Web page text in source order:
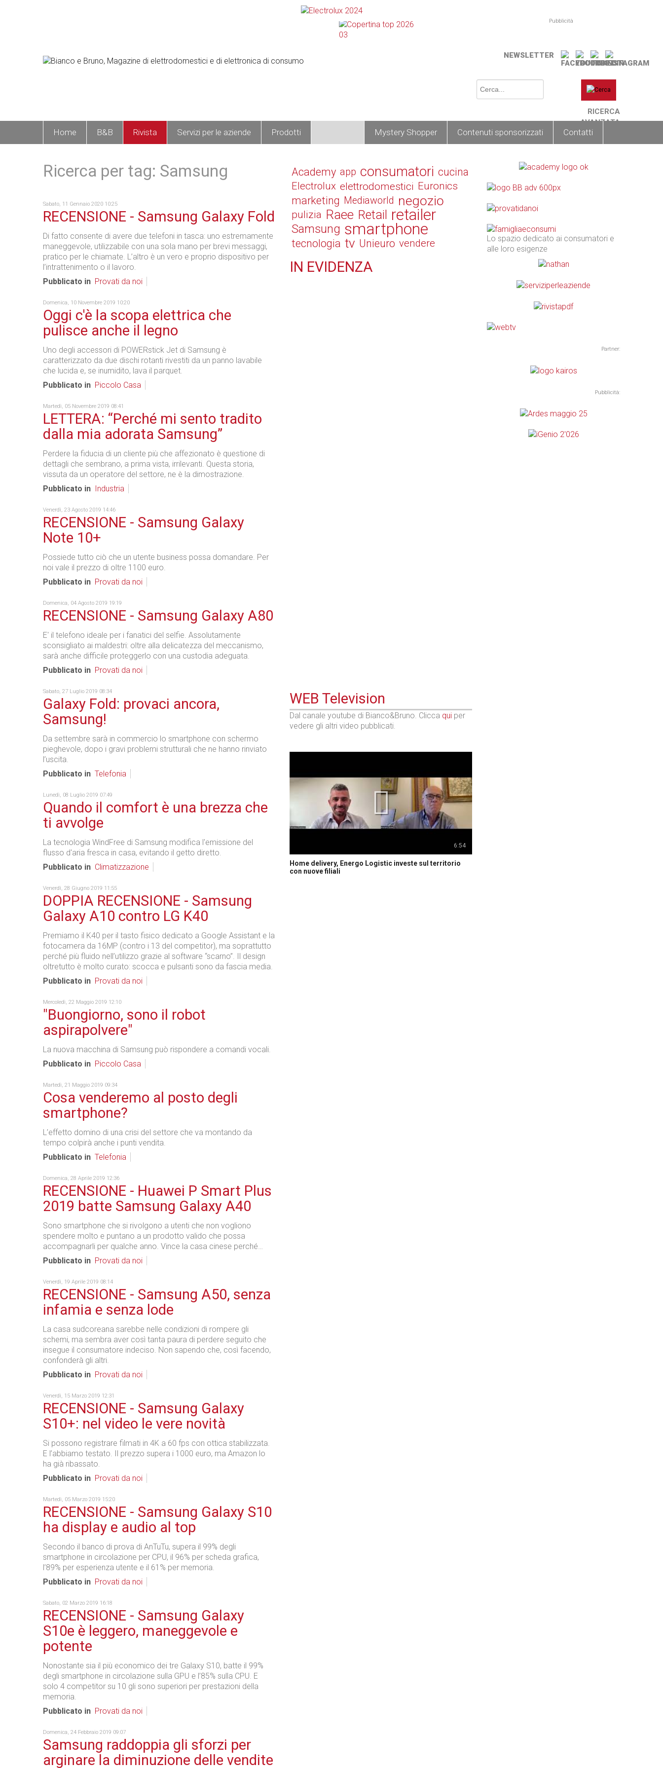
Pubblicità
NEWSLETTER
RICERCA
AVANZATA
Home B&B Rivista Servizi per le aziende Prodotti Mystery Shopper Contenuti sponsorizzati Contatti
Ricerca per tag: Samsung
Sabato, 11 Gennaio 2020 10:25
RECENSIONE - Samsung Galaxy Fold
Di fatto consente di avere due telefoni in tasca: uno estremamente
maneggevole, utilizzabile con una sola mano per brevi messaggi,
pratico per le chiamate. L’altro è un vero e proprio dispositivo per
l’intrattenimento o il lavoro.
Pubblicato in Provati da noi
Domenica, 10 Novembre 2019 10:20
Oggi c'è la scopa elettrica che
pulisce anche il legno
Uno degli accessori di POWERstick Jet di Samsung è
caratterizzato da due dischi rotanti rivestiti da un panno lavabile
che lucida e, se inumidito, lava il parquet.
Pubblicato in Piccolo Casa
Martedì, 05 Novembre 2019 08:41
LETTERA: “Perché mi sento tradito
dalla mia adorata Samsung”
Perdere la fiducia di un cliente più che affezionato è questione di
dettagli che sembrano, a prima vista, irrilevanti. Questa storia,
vissuta da un operatore del settore, ne è la dimostrazione.
Pubblicato in
Industria
Venerdì, 23 Agosto 2019 14:46
RECENSIONE - Samsung Galaxy
Note 10+
Possiede tutto ciò che un utente business possa domandare. Per
noi vale il prezzo di oltre 1100 euro.
Pubblicato in Provati da noi
Domenica, 04 Agosto 2019 19:19
RECENSIONE - Samsung Galaxy A80
E' il telefono ideale per i fanatici del selfie. Assolutamente
sconsigliato ai maldestri: oltre alla delicatezza del meccanismo,
sarà anche difficile proteggerlo con una custodia adeguata.
Pubblicato in Provati da noi
Sabato, 27 Luglio 2019 08:34
Galaxy Fold: provaci ancora,
Samsung!
Da settembre sarà in commercio lo smartphone con schermo
pieghevole, dopo i gravi problemi strutturali che ne hanno rinviato
l’uscita.
Pubblicato in Telefonia
Lunedì, 08 Luglio 2019 07:49
Quando il comfort è una brezza che
ti avvolge
La tecnologia WindFree di Samsung modifica l'emissione del
flusso d'aria fresca in casa, evitando il getto diretto.
Pubblicato in Climatizzazione
Venerdì, 28 Giugno 2019 11:55
DOPPIA RECENSIONE - Samsung
Galaxy A10 contro LG K40
Premiamo il K40 per il tasto fisico dedicato a Google Assistant e la
fotocamera da 16MP (contro i 13 del competitor), ma soprattutto
perché più fluido nell’utilizzo grazie al software “scarno”. Il design
oltretutto è molto curato: scocca e pulsanti sono da fascia media.
Pubblicato in Provati da noi
Mercoledì, 22 Maggio 2019 12:10
"Buongiorno, sono il robot
aspirapolvere"
La nuova macchina di Samsung può rispondere a comandi vocali.
Pubblicato in Piccolo Casa
Martedì, 21 Maggio 2019 09:34
Cosa venderemo al posto degli
smartphone?
L’effetto domino di una crisi del settore che va montando da
tempo colpirà anche i punti vendita.
Pubblicato in Telefonia
Domenica, 28 Aprile 2019 12:36
RECENSIONE - Huawei P Smart Plus
2019 batte Samsung Galaxy A40
Sono smartphone che si rivolgono a utenti che non vogliono
spendere molto e puntano a un prodotto valido che possa
accompagnarli per qualche anno. Vince la casa cinese perché…
Pubblicato in Provati da noi
Venerdì, 19 Aprile 2019 08:14
RECENSIONE - Samsung A50, senza
infamia e senza lode
La casa sudcoreana sarebbe nelle condizioni di rompere gli
schemi, ma sembra aver così tanta paura di perdere seguito che
insegue il consumatore indeciso. Non sapendo che, così facendo,
confonderà gli altri.
Pubblicato in Provati da noi
Venerdì, 15 Marzo 2019 12:31
RECENSIONE - Samsung Galaxy
S10+: nel video le vere novità
Si possono registrare filmati in 4K a 60 fps con ottica stabilizzata.
E l’abbiamo testato. Il prezzo supera i 1000 euro, ma Amazon lo
ha già ribassato.
Pubblicato in Provati da noi
Martedì, 05 Marzo 2019 15:20
RECENSIONE - Samsung Galaxy S10
ha display e audio al top
Secondo il banco di prova di AnTuTu, supera il 99% degli
smartphone in circolazione per CPU, il 96% per scheda grafica,
l’89% per esperienza utente e il 61% per memoria.
Pubblicato in Provati da noi
Sabato, 02 Marzo 2019 16:18
RECENSIONE - Samsung Galaxy
S10e è leggero, maneggevole e
potente
Nonostante sia il più economico dei tre Galaxy S10, batte il 99%
degli smartphone in circolazione sulla GPU e l’85% sulla CPU. E
solo 4 competitor su 10 gli sono superiori per prestazioni della
memoria.
Pubblicato in Provati da noi
Domenica, 24 Febbraio 2019 09:07
Samsung raddoppia gli sforzi per
arginare la diminuzione delle vendite
Academy app consumatori cucina
Electrolux elettrodomestici Euronics
marketing Mediaworld negozio
pulizia Raee Retail retailer
Samsung smartphone
tecnologia tv Unieuro vendere
IN EVIDENZA
WEB Television
Dal canale youtube di Bianco&Bruno. Clicca qui per
vedere gli altri video pubblicati.
6:54
Home delivery, Energo Logistic investe sul territorio
con nuove filiali
Lo spazio dedicato ai consumatori e
alle loro esigenze
Partner:
Pubblicità: